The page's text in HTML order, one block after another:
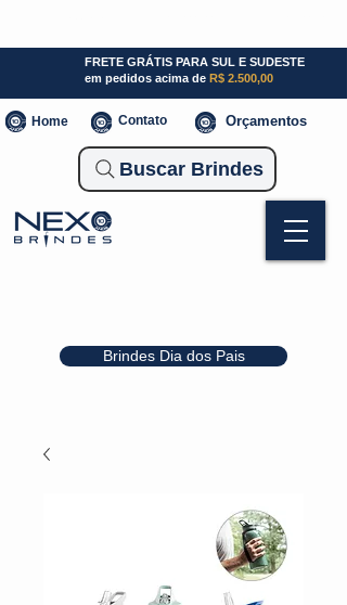
Brindes Dia dos Pais
FRETE GRÁTIS PARA SUL E SUDESTE
em pedidos acima de R$ 2.500,00
Home Contato Orçamentos
Buscar Brindes